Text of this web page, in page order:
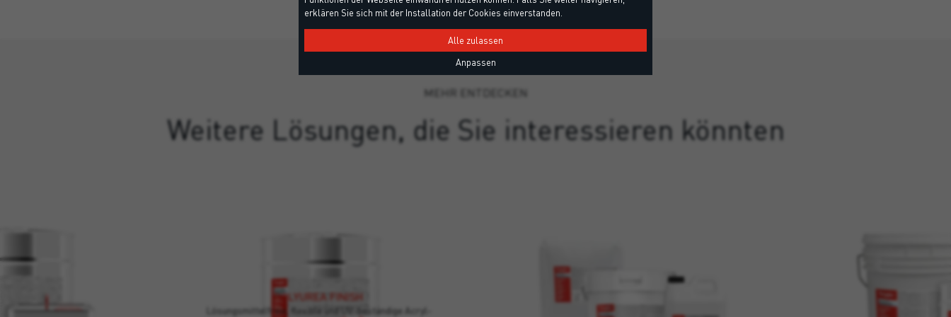
MEHR ENTDECKEN
Weitere Lösungen, die Sie interessieren könnten
POLYUREA FINISH
Lösungsmittelfreie, flexible und UV-beständige Acryl-
erklären Sie sich mit der Installation der Cookies einverstanden.
Alle zulassen
Anpassen